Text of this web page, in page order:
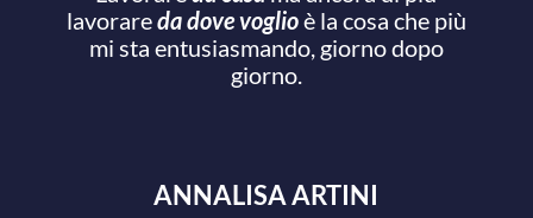
lavorareda dove voglioè la cosa che più
mi sta entusiasmando, giorno dopo
giorno.
ANNALISA ARTINI